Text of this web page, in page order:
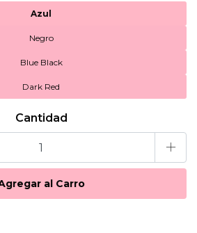
Azul
Negro
Blue Black
Dark Red
Cantidad
+